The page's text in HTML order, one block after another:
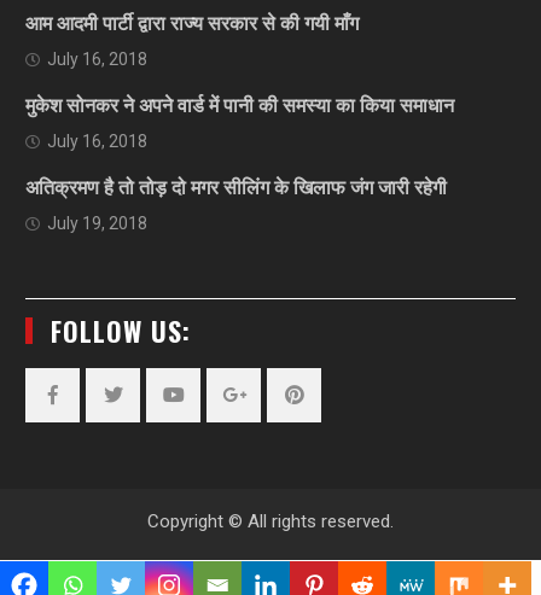
आम आदमी पार्टी द्वारा राज्य सरकार से की गयी माँग
July 16, 2018
मुकेश सोनकर ने अपने वार्ड में पानी की समस्या का किया समाधान
July 16, 2018
अतिक्रमण है तो तोड़ दो मगर सीलिंग के खिलाफ जंग जारी रहेगी
July 19, 2018
FOLLOW US:
Copyright © All rights reserved.